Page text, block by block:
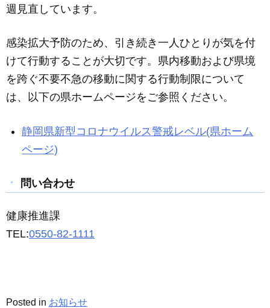
b
o
o
k
g
er
週見直しています。
感染拡大予防のため、引き続き一人ひとりが気を付
けて行動することが大切です。県内移動および県境
を跨ぐ不要不急の移動に関する行動制限について
は、以下の県ホームページをご参照ください。
静岡県新型コロナウイルス警戒レベル(県ホーム
ページ)
問い合わせ
健康推進課
TEL:0550-82-1111
Posted in お知らせ